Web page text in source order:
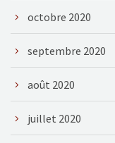
octobre 2020
septembre 2020
août 2020
juillet 2020